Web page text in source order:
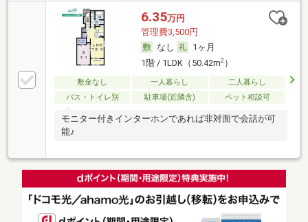
6.35万円
管理費3,500円
なし
1ヶ月
1階 / 1LDK（50.42m2）
敷金なし 一人暮らし
二人暮らし
バス・トイレ別
駐車場(近隣含) ペット相談可
モニター付きインターホンであれば非対面で会話が可
能♪